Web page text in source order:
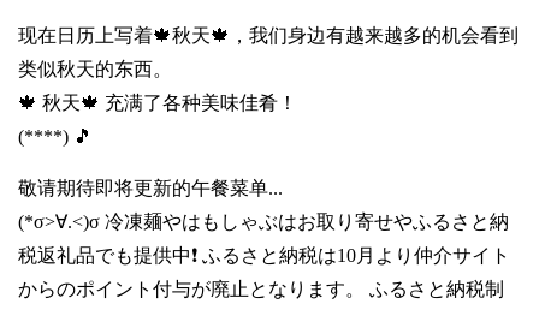
现在日历上写着🍁秋天🍁，我们身边有越来越多的机会看到
类似秋天的东西。
🍁 秋天🍁 充满了各种美味佳肴！
(****) 🎵
敬请期待即将更新的午餐菜单...
(*σ>∀.<)σ 冷凍麺やはもしゃぶはお取り寄せやふるさと納
税返礼品でも提供中❗️ ふるさと納税は10月より仲介サイト
からのポイント付与が廃止となります。 ふるさと納税制